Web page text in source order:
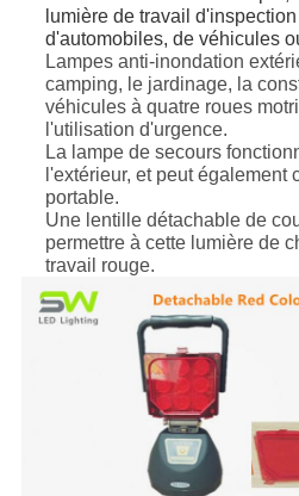
lumière de travail
d'automobiles, de véhicules
Lampes anti-inondation
camping, le jardinage, la
véhicules à quatre roues
l'utilisation d'urgence.
La lampe de secours
l'extérieur, et peut également
portable.
Une lentille détachable de
permettre à cette lumière de
travail rouge.